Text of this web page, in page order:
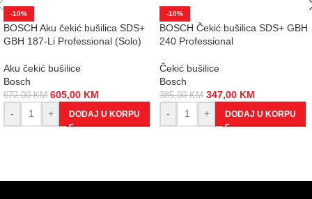
-10%
BOSCH Aku čekić bušilica SDS+
GBH 187-Li Professional (Solo)
Aku čekić bušilice
Bosch
672,00KM 605,00 KM
-
+ DODAJ U KORPU
-10%
BOSCH Čekić bušilica SDS+ GBH
240 Professional
Čekić bušilice
Bosch
385,00KM 347,00 KM
-
+ DODAJ U KORPU